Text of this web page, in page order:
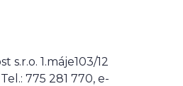
s.r.o. 1.máje103/12
775 281 770, e-